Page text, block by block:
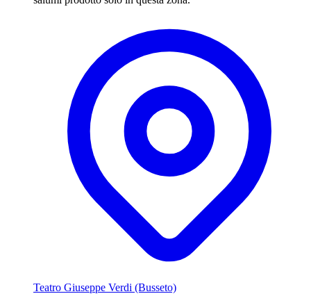
Teatro Giuseppe Verdi (Busseto)